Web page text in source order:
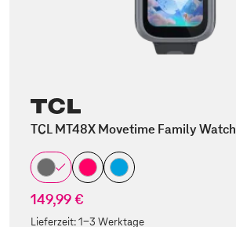
TCL MT48X Movetime Family Watch
149,99 €
Lieferzeit:1-3 Werktage